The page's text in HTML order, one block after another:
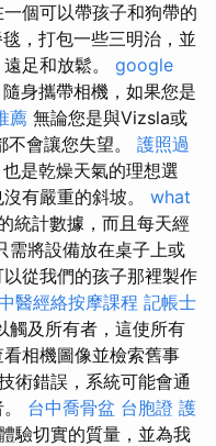
個可以帶孩子和狗帶的
，打包一些三明治，並
足和放鬆。 google
隨身攜帶相機，如果您是
薦 無論您是與Vizsla或
會讓您失望。 護照過
是乾燥天氣的理想選
有嚴重的斜坡。 what
統計數據，而且每天經
需將設備放在桌子上或
從我們的孩子那裡製作
醫經絡按摩課程 記帳士
觸及所有者，這使所有
相機圖像並檢索舊事
術錯誤，系統可能會通
台中喬骨盆 台胞證 護
驗切實的質量，並為我